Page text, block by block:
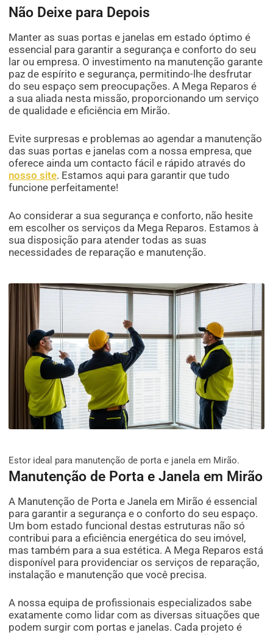
Não Deixe para Depois
Manter as suas portas e janelas em estado óptimo é
essencial para garantir a segurança e conforto do seu
lar ou empresa. O investimento na manutenção garante
paz de espírito e segurança, permitindo-lhe desfrutar
do seu espaço sem preocupações. A Mega Reparos é
a sua aliada nesta missão, proporcionando um serviço
de qualidade e eficiência em Mirão.
Evite surpresas e problemas ao agendar a manutenção
das suas portas e janelas com a nossa empresa, que
oferece ainda um contacto fácil e rápido através do
nosso site. Estamos aqui para garantir que tudo
funcione perfeitamente!
Ao considerar a sua segurança e conforto, não hesite
em escolher os serviços da Mega Reparos. Estamos à
sua disposição para atender todas as suas
necessidades de reparação e manutenção.
Estor ideal para manutenção de porta e janela em Mirão.
Manutenção de Porta e Janela em Mirão
A Manutenção de Porta e Janela em Mirão é essencial
para garantir a segurança e o conforto do seu espaço.
Um bom estado funcional destas estruturas não só
contribui para a eficiência energética do seu imóvel,
mas também para a sua estética. A Mega Reparos está
disponível para providenciar os serviços de reparação,
instalação e manutenção que você precisa.
A nossa equipa de profissionais especializados sabe
exatamente como lidar com as diversas situações que
podem surgir com portas e janelas. Cada projeto é